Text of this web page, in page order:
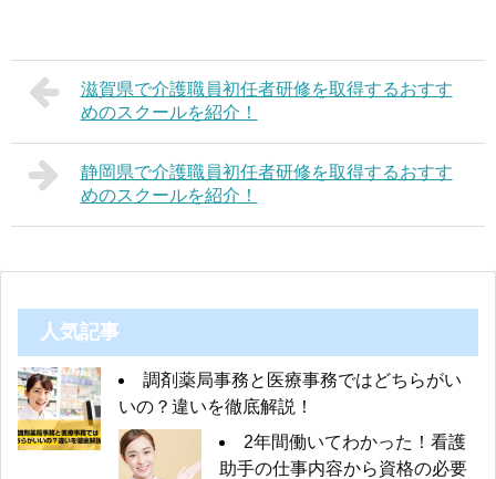
滋賀県で介護職員初任者研修を取得するおすす
めのスクールを紹介！
静岡県で介護職員初任者研修を取得するおすす
めのスクールを紹介！
人気記事
調剤薬局事務と医療事務ではどちらがい
いの？違いを徹底解説！
2年間働いてわかった！看護
助手の仕事内容から資格の必要